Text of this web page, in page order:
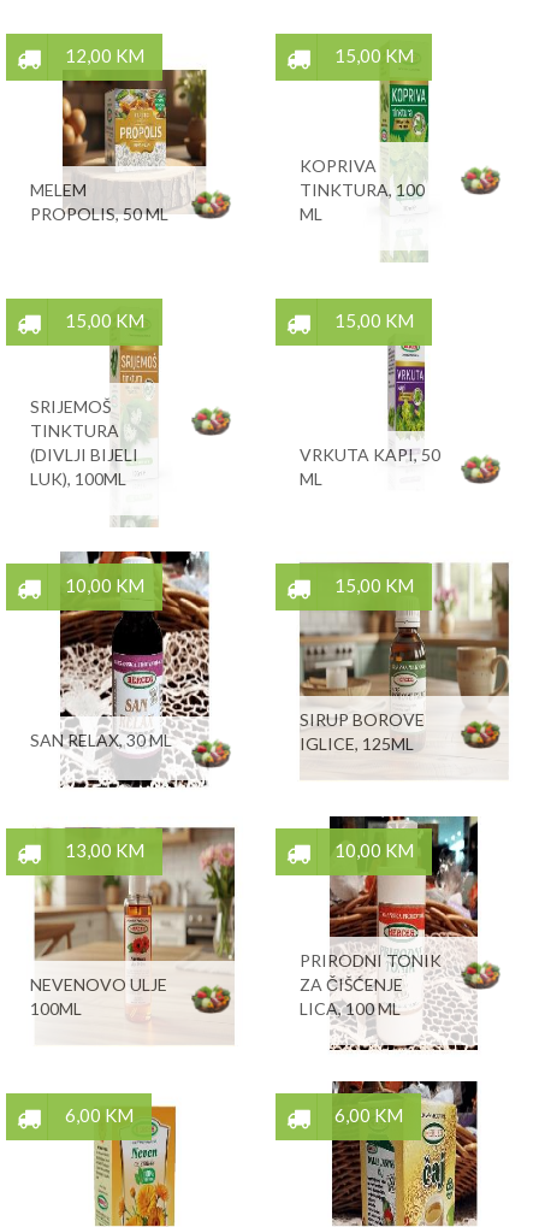
12,00 KM
MELEM
PROPOLIS, 50 ML
15,00 KM
KOPRIVA
TINKTURA, 100
ML
15,00 KM
SRIJEMOŠ
TINKTURA
(DIVLJI BIJELI
LUK), 100ML
15,00 KM
VRKUTA KAPI, 50
ML
10,00 KM
SAN RELAX, 30 ML
15,00 KM
SIRUP BOROVE
IGLICE, 125ML
13,00 KM
NEVENOVO ULJE
100ML
10,00 KM
PRIRODNI TONIK
ZA ČIŠĆENJE
LICA, 100 ML
6,00 KM 6,00 KM